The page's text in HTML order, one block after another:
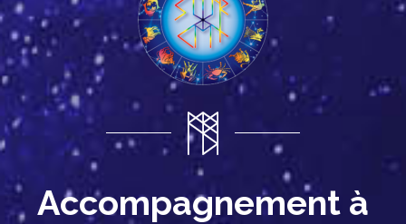
Accompagnement à